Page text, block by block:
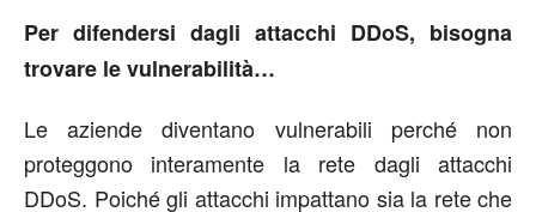
Per difendersi dagli attacchi DDoS, bisogna
trovare le vulnerabilità…
Le aziende diventano vulnerabili perché non
proteggono interamente la rete dagli attacchi
DDoS. Poiché gli attacchi impattano sia la rete che